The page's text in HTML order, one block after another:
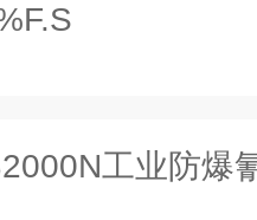
工业防爆氰